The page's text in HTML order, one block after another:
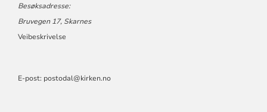
Besøksadresse:
Bruvegen 17, Skarnes
Veibeskrivelse
E-post: postodal@kirken.no